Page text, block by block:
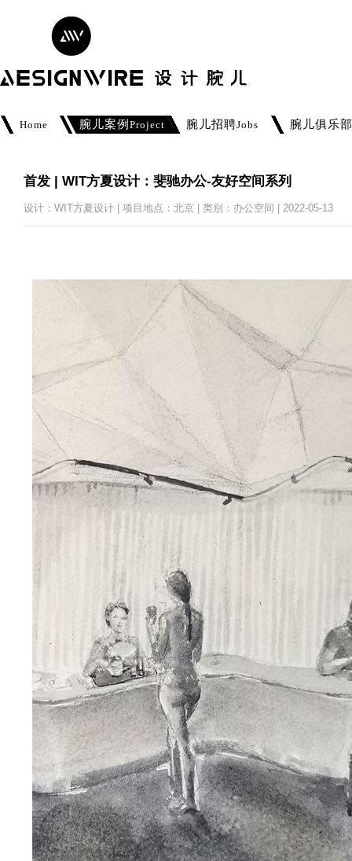
Home 腕儿案例 Project 腕儿招聘Jobs 腕儿俱乐部
首发 | WIT方夏设计：斐驰办公-友好空间系列
设计：WIT方夏设计 | 项目地点：北京 | 类别：办公空间 | 2022-05-13